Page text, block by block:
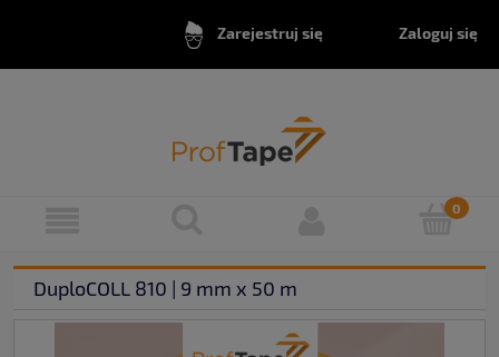
Zarejestruj się Zaloguj się
DuploCOLL 810 | 9 mm x 50 m